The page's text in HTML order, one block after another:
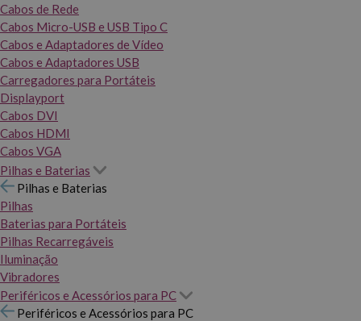
Cabos de Rede
Cabos Micro-USB e USB Tipo C
Cabos e Adaptadores de Vídeo
Cabos e Adaptadores USB
Carregadores para Portáteis
Displayport
Cabos DVI
Cabos HDMI
Cabos VGA
Pilhas e Baterias
Pilhas e Baterias
Pilhas
Baterias para Portáteis
Pilhas Recarregáveis
Iluminação
Vibradores
Periféricos e Acessórios para PC
Periféricos e Acessórios para PC